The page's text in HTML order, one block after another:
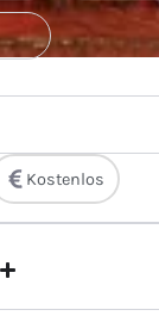
Kostenlos